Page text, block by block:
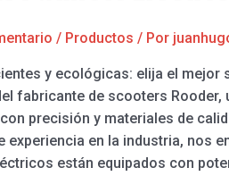
/ Productos / Por
y ecológicas: elija el
fabricante de scooters
precisión y materiales de
experiencia en la industria, nos
están equipados con